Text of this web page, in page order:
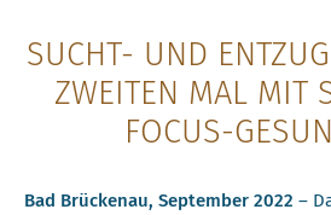
SUCHT- UND
ZWEITEN MAL MIT
FOCUS-
Bad Brückenau, September 2022 –